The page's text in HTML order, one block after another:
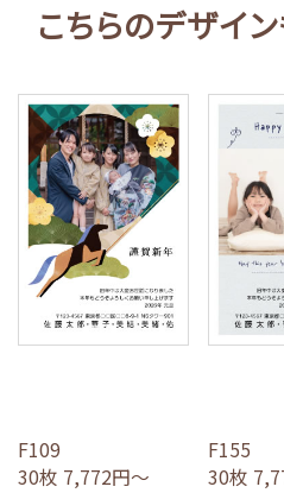
こちらのデザイ
F109
30枚 7,772円～
F155
30枚